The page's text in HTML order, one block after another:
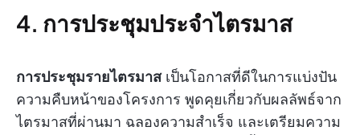
4. การประชุมประจำไตรมาส
การประชุมรายไตรมาสเป็นโอกาสที่ดีในการแบ่งปัน
ความคืบหน้าของโครงการ พูดคุยเกี่ยวกับผลลัพธ์จาก
ไตรมาสที่ผ่านมา ฉลองความสำเร็จ และเตรียมความ